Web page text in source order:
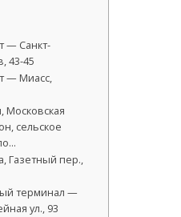
— Санкт-
43-45
— Миасс,
Московская
сельское
Газетный пер.,
терминал —
ул., 93